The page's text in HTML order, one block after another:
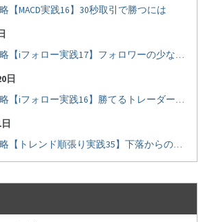
【MACD実践16】30秒取引で勝つには
勝てるBO攻略【iフォロー実践17】フォロワーの少ない人をフォローする
日
勝てるBO攻略【iフォロー実践16】勝てるトレーダーを見抜く
勝てるBO攻略【トレンド順張り実践35】下落からの反発を見極める